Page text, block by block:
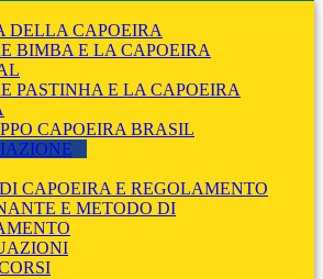
DELLA CAPOEIRA
BIMBA E LA CAPOEIRA
PASTINHA E LA CAPOEIRA
CAPOEIRA BRASIL
CAPOEIRA E REGOLAMENTO
E METODO DI